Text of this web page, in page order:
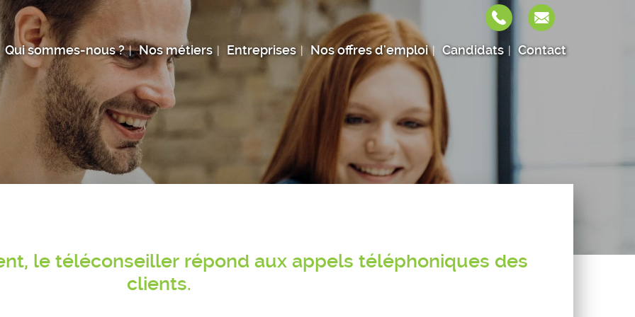
Qui sommes-nous ? Nos métiers Entreprises Nos offres d'emploi Candidats Contact
le téléconseiller répond aux appels téléphoniques des
clients.